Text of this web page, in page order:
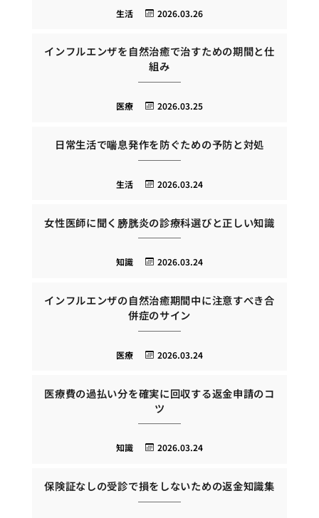
2026.03.26
生活
インフルエンザを自然治癒で治すための期間と仕
組み
2026.03.25
医療
日常生活で喘息発作を防ぐための予防と対処
2026.03.24
生活
女性医師に聞く膀胱炎の診療科選びと正しい知識
2026.03.24
知識
インフルエンザの自然治癒期間中に注意すべき合
併症のサイン
2026.03.24
医療
医療費の過払い分を確実に回収する返金申請のコ
ツ
2026.03.24
知識
保険証なしの受診で損をしないための返金知識集